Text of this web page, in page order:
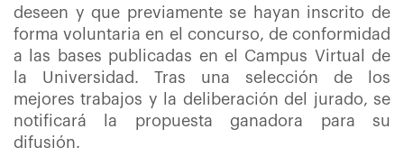
deseen y que previamente se hayan inscrito de
forma voluntaria en el concurso, de conformidad
a las bases publicadas en el Campus Virtual de
la Universidad. Tras una selección de los
mejores trabajos y la deliberación del jurado, se
notificará la propuesta ganadora para su
difusión.